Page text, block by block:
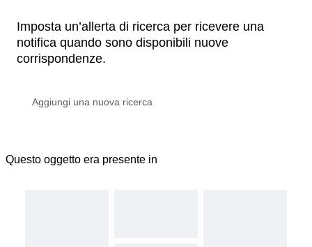
Imposta un’allerta di ricerca per ricevere una
notifica quando sono disponibili nuove
corrispondenze.
Questo oggetto era presente in